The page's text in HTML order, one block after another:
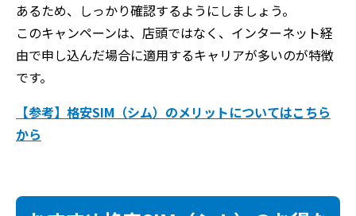
あるため、しっかり確認するようにしましょう。
このキャンペーンは、店頭ではなく、インターネット経
由で申し込んだ場合に適用するキャリアが多いのが特徴
です。
【参考】格安SIM（シム）のメリットについてはこちら
から